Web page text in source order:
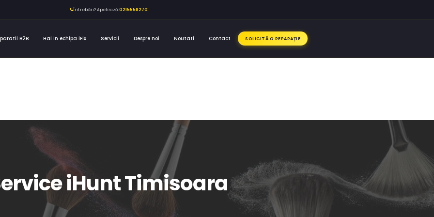
Întrebări? Apelează:0215558270
B2B Hai in echipa iFix Servicii Despre noi Noutati Contact SOLICITĂ O REPARAȚIE
iHunt Timisoara